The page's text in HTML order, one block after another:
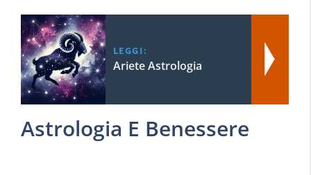
LEGGI:
Ariete Astrologia
Astrologia E Benessere